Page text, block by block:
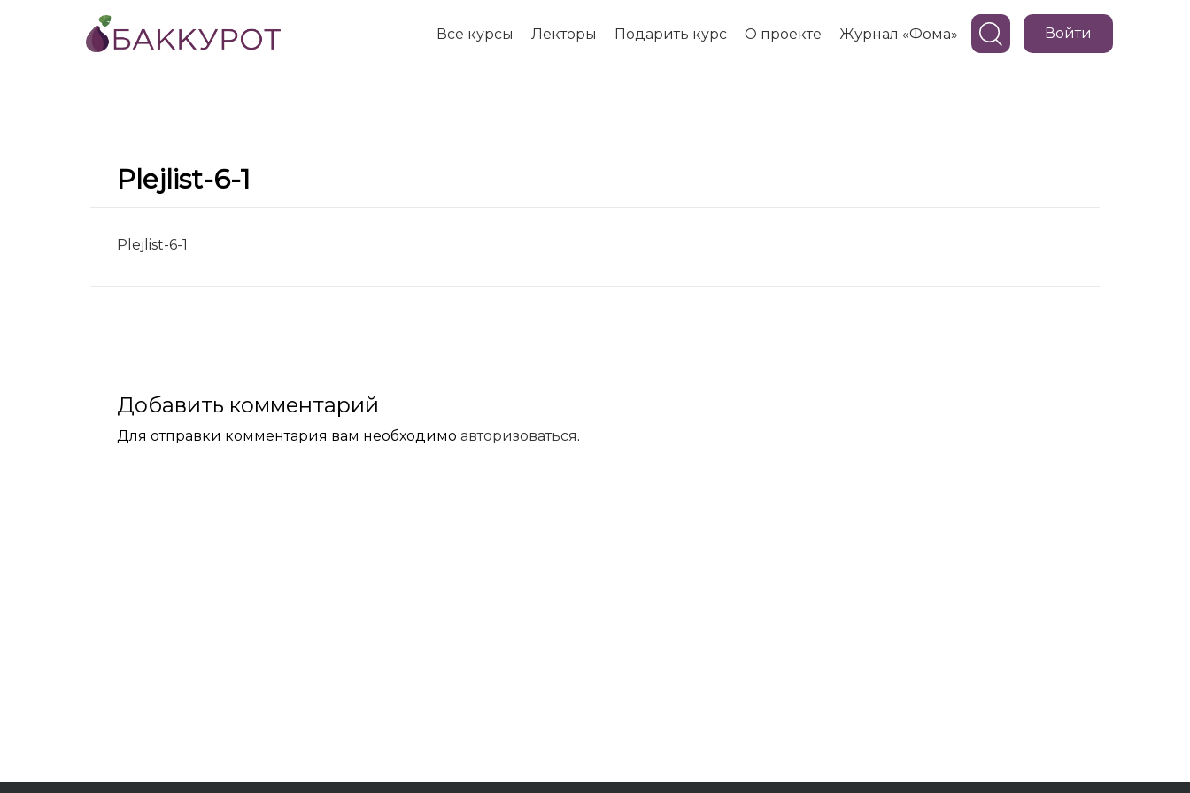
Все курсы Лекторы Подарить курс О проекте Журнал «Фома» Войти
Plejlist-6-1
Plejlist-6-1
Добавить комментарий
Для отправки комментария вам необходимо авторизоваться.